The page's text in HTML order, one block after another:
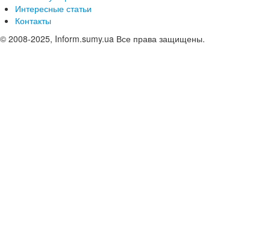
Интересные статьи
Контакты
© 2008-2025, Inform.sumy.ua Все права защищены.